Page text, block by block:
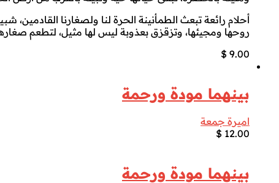
أحلام رائعة تبعث الطمأنينة الحرة لنا ولصغارنا
روحها ومجيئها، وتزقزق بعذوبة ليس لها مثيل، لتطعم صغارها
$ 9.00
بينهما مودة ورحمة
اميرة جمعة
$ 12.00
بينهما مودة ورحمة